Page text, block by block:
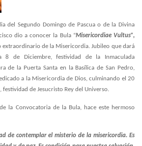
del Segundo Domingo de Pascua o de la Divina
dio a conocer la Bula “Misericordiae Vultus”,
extraordinario de la Misericordia. Jubileo que dará
8 de Diciembre, festividad de la Inmaculada
de la Puerta Santa en la Basílica de San Pedro,
a la Misericordia de Dios, culminando el 20
de Jesucristo Rey del Universo.
la Convocatoria de la Bula, hace este hermoso
de contemplar el misterio de la misericordia. Es